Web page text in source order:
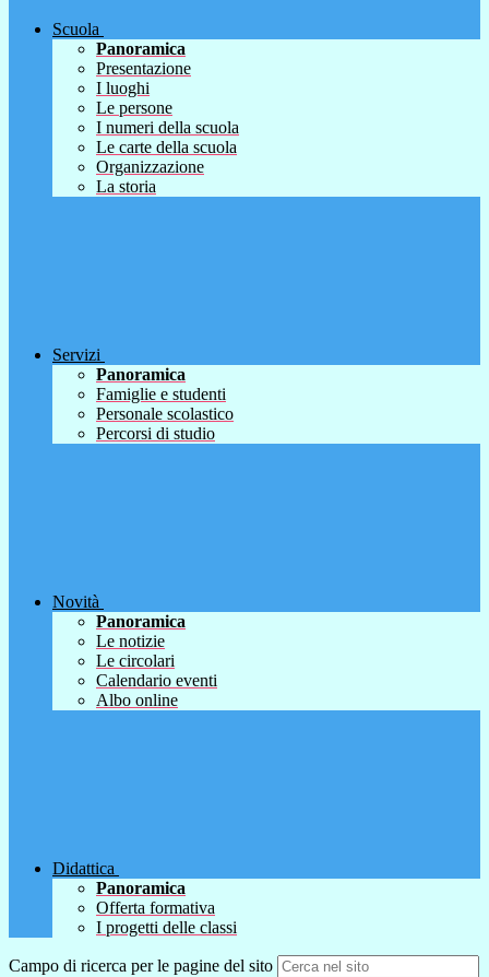
Scuola
Panoramica
Presentazione
I luoghi
Le persone
I numeri della scuola
Le carte della scuola
Organizzazione
La storia
Servizi
Panoramica
Famiglie e studenti
Personale scolastico
Percorsi di studio
Novità
Panoramica
Le notizie
Le circolari
Calendario eventi
Albo online
Didattica
Panoramica
Offerta formativa
I progetti delle classi
Campo di ricerca per le pagine del sito